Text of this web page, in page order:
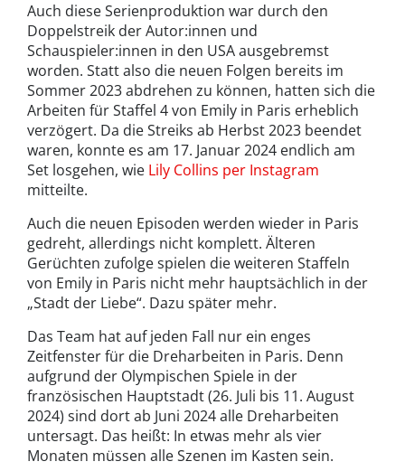
Auch diese Serienproduktion war durch den
Doppelstreik der Autor:innen und
Schauspieler:innen in den USA ausgebremst
worden. Statt also die neuen Folgen bereits im
Sommer 2023 abdrehen zu können, hatten sich die
Arbeiten für Staffel 4 von Emily in Paris erheblich
verzögert. Da die Streiks ab Herbst 2023 beendet
waren, konnte es am 17. Januar 2024 endlich am
Set losgehen, wie Lily Collins per Instagram
mitteilte.
Auch die neuen Episoden werden wieder in Paris
gedreht, allerdings nicht komplett. Älteren
Gerüchten zufolge spielen die weiteren Staffeln
von Emily in Paris nicht mehr hauptsächlich in der
„Stadt der Liebe“. Dazu später mehr.
Das Team hat auf jeden Fall nur ein enges
Zeitfenster für die Dreharbeiten in Paris. Denn
aufgrund der Olympischen Spiele in der
französischen Hauptstadt (26. Juli bis 11. August
2024) sind dort ab Juni 2024 alle Dreharbeiten
untersagt. Das heißt: In etwas mehr als vier
Monaten müssen alle Szenen im Kasten sein.